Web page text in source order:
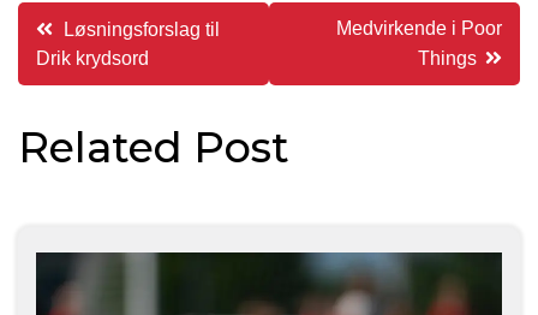
Indlægsnavigation
Løsningsforslag til
Drik krydsord
Medvirkende i Poor
Things
Related Post